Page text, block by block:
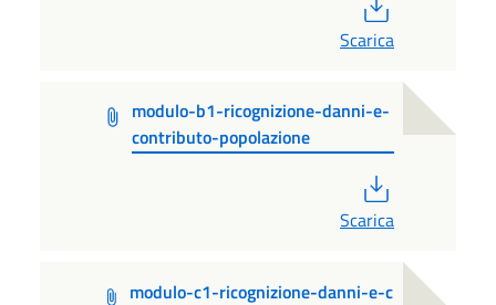
Scarica
modulo-b1-ricognizione-danni-e-
contributo-popolazione
Scarica
modulo-c1-ricognizione-danni-e-c